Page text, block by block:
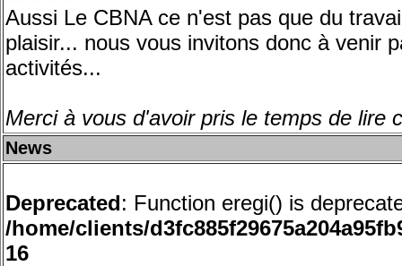
Aussi Le CBNA ce n'est pas que du
plaisir... nous vous invitons donc à venir
activités...
Merci à vous d'avoir pris le temps de lire
News
Deprecated: Function eregi() is
/home/clients/
16